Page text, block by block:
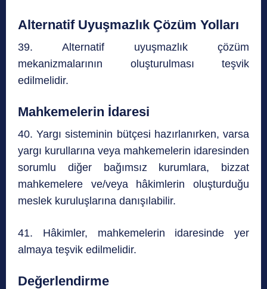
Alternatif Uyuşmazlık Çözüm Yolları
39. Alternatif uyuşmazlık çözüm
mekanizmalarının oluşturulması teşvik
edilmelidir.
Mahkemelerin İdaresi
40. Yargı sisteminin bütçesi hazırlanırken, varsa
yargı kurullarına veya mahkemelerin idaresinden
sorumlu diğer bağımsız kurumlara, bizzat
mahkemelere ve/veya hâkimlerin oluşturduğu
meslek kuruluşlarına danışılabilir.
41. Hâkimler, mahkemelerin idaresinde yer
almaya teşvik edilmelidir.
Değerlendirme